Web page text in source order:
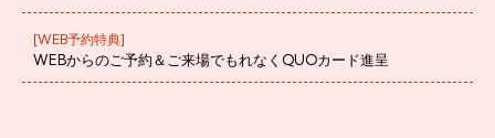
[WEB予約特典]
WEBからのご予約＆ご来場でもれなくQUOカード進呈